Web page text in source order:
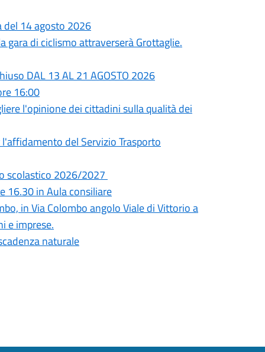
del 14 agosto 2026
gara di ciclismo attraverserà Grottaglie.
DAL 13 AL 21 AGOSTO 2026
16:00
l'opinione dei cittadini sulla qualità dei
del Servizio Trasporto
scolastico 2026/2027
16.30 in Aula consiliare
in Via Colombo angolo Viale di Vittorio a
e imprese.
naturale